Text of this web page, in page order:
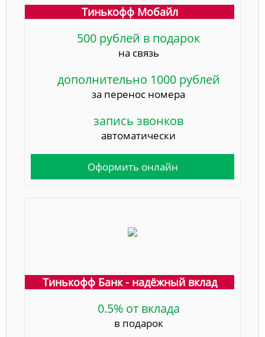
Тинькофф Мобайл
500 рублей в подарок
на связь
дополнительно 1000 рублей
за перенос номера
запись звонков
автоматически
Оформить онлайн
Тинькофф Банк - надёжный вклад
0.5% от вклада
в подарок